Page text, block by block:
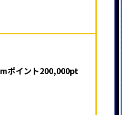
mポイント200,000pt